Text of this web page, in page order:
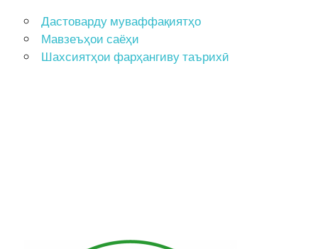
Дастоварду муваффақиятҳо
Мавзеъҳои саёҳи
Шахсиятҳои фарҳангиву таърихӣ